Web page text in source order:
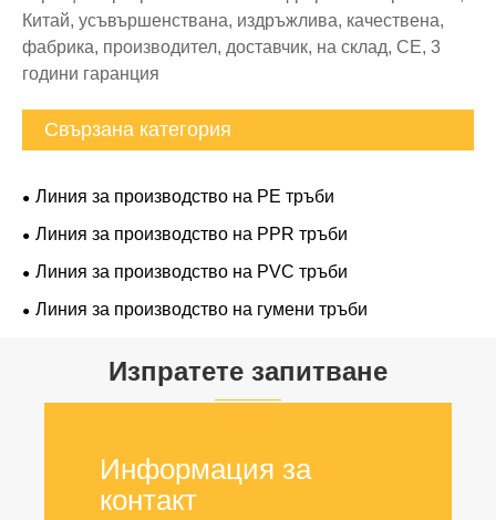
Китай, усъвършенствана, издръжлива, качествена,
фабрика, производител, доставчик, на склад, CE, 3
години гаранция
Свързана категория
Линия за производство на PE тръби
Линия за производство на PPR тръби
Линия за производство на PVC тръби
Линия за производство на гумени тръби
Изпратете запитване
Информация за
контакт